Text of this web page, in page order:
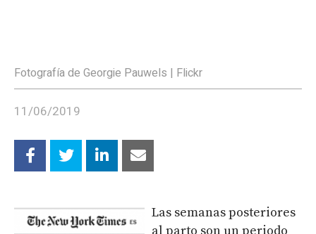
Fotografía de Georgie Pauwels | Flickr
11/06/2019
Las semanas posteriores
al parto son un periodo